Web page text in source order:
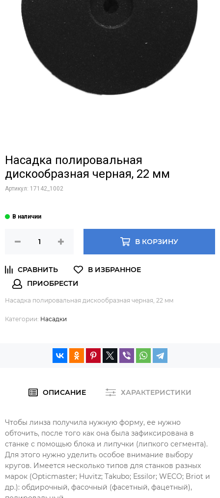
Насадка полировальная
дискообразная черная, 22 мм
Артикул: 17142_1002
В КОРЗИНУ
Насадка полировальная дискообразная черная, 22 мм
Категории: Насадки
ОПИСАНИЕ ХАРАКТЕРИСТИКИ
Чтобы линза получила нужную форму, ее нужно
обточить, после того как она была зафиксирована в
станке с помощью блока и липучки (липкого сегмента).
Для этого нужно уделить особое внимание выбору
кругов. Имеется несколько типов для станков разных
марок (Opticmaster; Huvitz; Takubo; Essilor; WECO; Briot и
др.): обдирочный, фасочный (фасетный, фацетный),